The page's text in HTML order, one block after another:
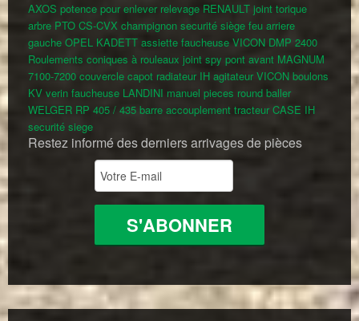
AXOS potence pour enlever relevage RENAULT joint torique
arbre PTO CS-CVX champignon securité siège feu arriere
gauche OPEL KADETT assiette faucheuse VICON DMP 2400
Roulements coniques à rouleaux joint spy pont avant MAGNUM
7100-7200 couvercle capot radiateur IH agitateur VICON boulons
KV verin faucheuse LANDINI manuel pieces round baller
WELGER RP 405 / 435 barre accouplement tracteur CASE IH
securité siege
Restez informé des derniers arrivages de pièces